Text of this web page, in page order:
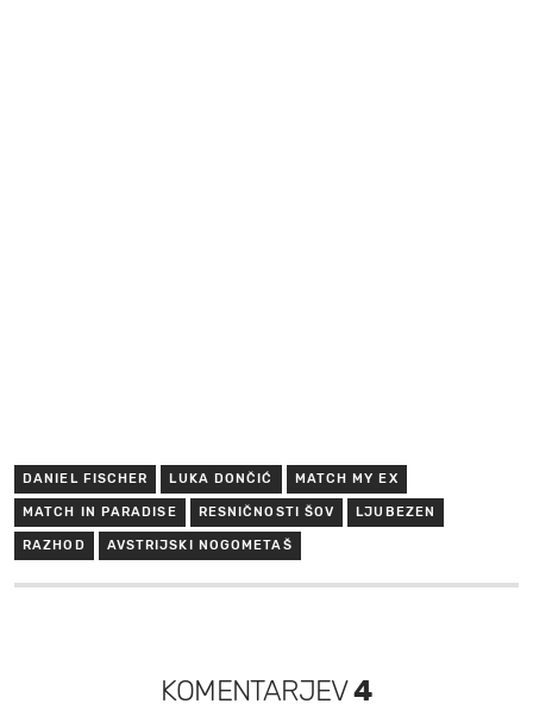
DANIEL FISCHER LUKA DONČIĆ MATCH MY EX
MATCH IN PARADISE RESNIČNOSTI ŠOV LJUBEZEN
RAZHOD AVSTRIJSKI NOGOMETAŠ
KOMENTARJEV4